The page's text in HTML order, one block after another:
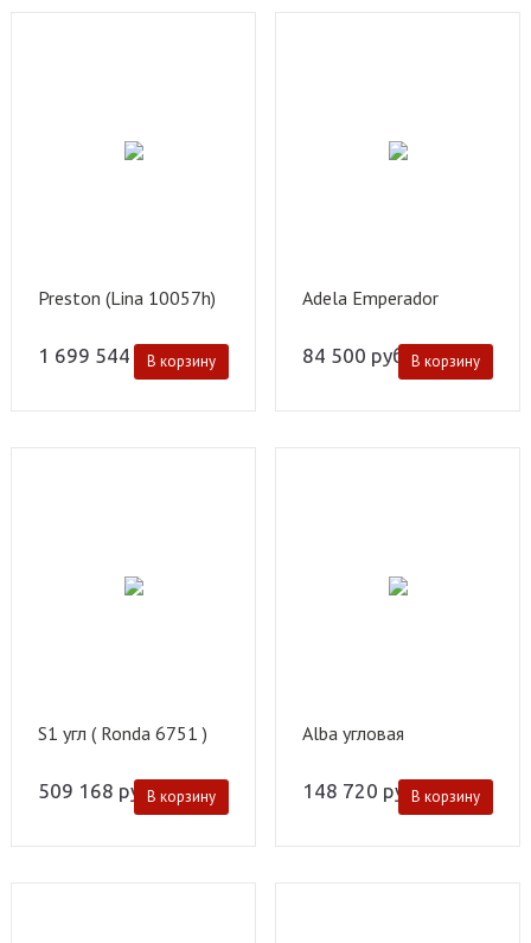
Preston (Lina 10057h)
1 699 544 руб.
В корзину
Adela Emperador
84 500 руб. В корзину
S1 угл ( Ronda 6751 )
509 168 руб.В корзину
Alba угловая
148 720 руб.В корзину